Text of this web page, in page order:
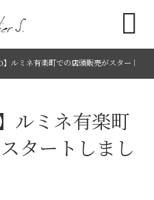

】ルミネ有楽町での店頭販売がスタートし
】ルミネ有楽町
タートしまし